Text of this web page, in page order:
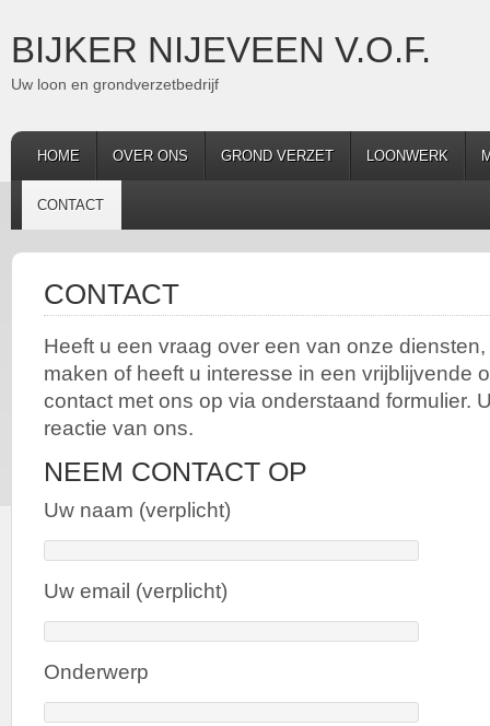
BIJKER NIJEVEEN V.O.F.
Uw loon en grondverzetbedrijf
HOME OVER ONS GROND VERZET LOONWERK
CONTACT
CONTACT
Heeft u een vraag over een van onze
maken of heeft u interesse in een vrijblijvende
contact met ons op via onderstaand formulier.
reactie van ons.
NEEM CONTACT OP
Uw naam (verplicht)
Uw email (verplicht)
Onderwerp